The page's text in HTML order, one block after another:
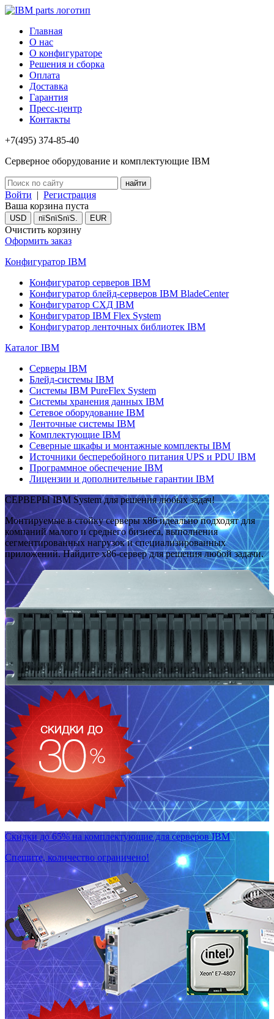
Главная
О нас
О конфигураторе
Решения и сборка
Оплата
Доставка
Гарантия
Пресс-центр
Контакты
+7(495) 374-85-40
Серверное оборудование и комплектующие IBM
Войти | Регистрация
Ваша корзина пуста
USD пїЅпїЅпїЅ. EUR
Очистить корзину
Оформить заказ
Конфигуратор IBM
Конфигуратор серверов IBM
Конфигуратор блейд-серверов IBM BladeCenter
Конфигуратор СХД IBM
Конфигуратор IBM Flex System
Конфигуратор ленточных библиотек IBM
Каталог IBM
Серверы IBM
Блейд-системы IBM
Системы IBM PureFlex System
Системы хранения данных IBM
Сетевое оборудование IBM
Ленточные системы IBM
Комплектующие IBM
Северные шкафы и монтажные комплекты IBM
Источники бесперебойного питания UPS и PDU IBM
Программное обеспечение IBM
Лицензии и дополнительные гарантии IBM
СЕРВЕРЫ IBM System для решения любых задач!
Монтируемые в стойку серверы x86 идеально подходят для
компаний малого и среднего бизнеса, выполнения
сегментированных нагрузок и специализированных
приложений. Найдите x86-сервер для решения любой задачи.
Скидки до 65% на комплектующие для серверов IBM
Спешите, количество ограничено!